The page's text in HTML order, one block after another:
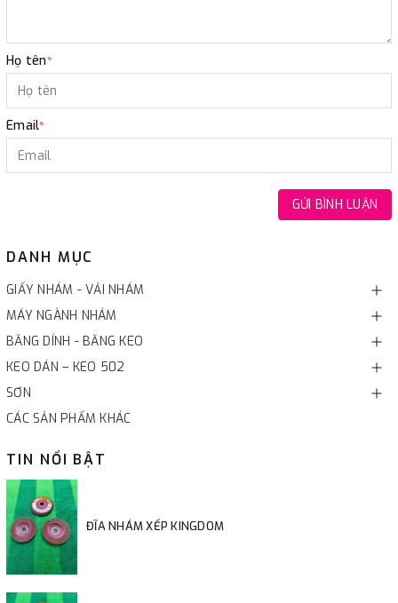
DANH MỤC
GIẤY NHÁM - VẢI NHÁM
MÁY NGÀNH NHÁM
BĂNG DÍNH - BĂNG KEO
KEO DÁN – KEO 502
SƠN
CÁC SẢN PHẨM KHÁC
TIN NỔI BẬT
ĐĨA NHÁM XẾP KINGDOM
Họ tên*
Email*
GỬI BÌNH LUẬN